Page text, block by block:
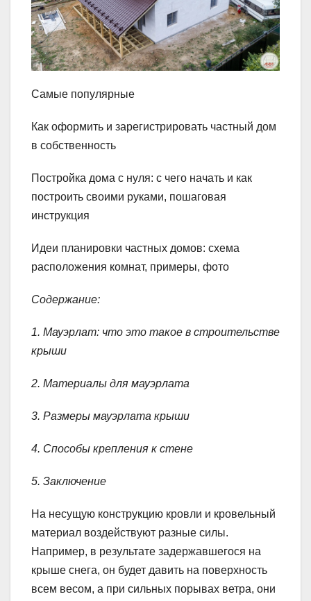
Самые популярные
Как оформить и зарегистрировать частный дом
в собственность
Постройка дома с нуля: с чего начать и как
построить своими руками, пошаговая
инструкция
Идеи планировки частных домов: схема
расположения комнат, примеры, фото
Содержание:
1. Мауэрлат: что это такое в строительстве
крыши
2. Материалы для мауэрлата
3. Размеры мауэрлата крыши
4. Способы крепления к стене
5. Заключение
На несущую конструкцию кровли и кровельный
материал воздействуют разные силы.
Например, в результате задержавшегося на
крыше снега, он будет давить на поверхность
всем весом, а при сильных порывах ветра, они